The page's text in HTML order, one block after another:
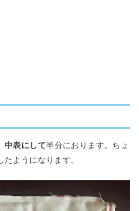
中表にして半分におります。ちょ
ようになります。